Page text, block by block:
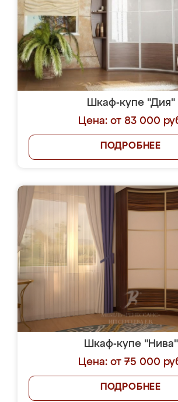
Шкаф-купе "Дия"
Цена: от 83 000
ПОДРОБНЕЕ
Шкаф-купе "Нива"
Цена: от 75 000
ПОДРОБНЕЕ